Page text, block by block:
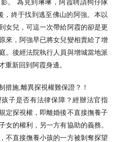
。 為見到琳琳，阿霞聘請狗仔隊
，終于找到逃至佛山的阿強。本以
女兒，可這一次帶給阿霞的卻是更
來，阿強早已將女兒變相賣給了增
。後經法院執行人員與增城當地派
重新回到阿霞身邊。
措施,離異探視權難保證？！
子是否有法律保障？經辦法官指
定探視權，即離婚後不直接撫養子
女的權利，另一方有協助的義務。
不直接撫養小孩的一方被剝奪探望